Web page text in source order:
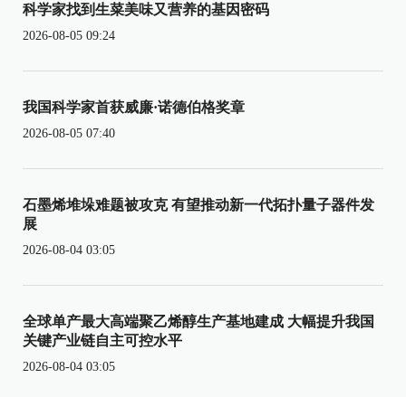
科学家找到生菜美味又营养的基因密码
2026-08-05 09:24
我国科学家首获威廉·诺德伯格奖章
2026-08-05 07:40
石墨烯堆垛难题被攻克 有望推动新一代拓扑量子器件发
展
2026-08-04 03:05
全球单产最大高端聚乙烯醇生产基地建成 大幅提升我国
关键产业链自主可控水平
2026-08-04 03:05